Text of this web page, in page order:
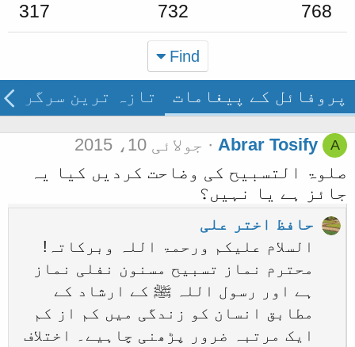
768
732
317
Find
پروفائل کے پیغامات تازہ ترین سرگرمی
A
Abrar Tosify
جولائی 10، 2015
صلوۃ التسبیح کی وضاحت کردیں کیا یہ
جائز ہے یا نہیں؟
حافظ اختر علی
السلام علیکم ورحمۃ اللہ وبرکاتہ!
محترم نماز تسبیح مسنون نفلی نماز
ہے اور رسول اللہ ﷺ کے ارشاد کے
مطابق انسان کو زندگی میں کم از کم
ایک مرتبہ ضرور پڑھنی چاہیے۔ اختلاف